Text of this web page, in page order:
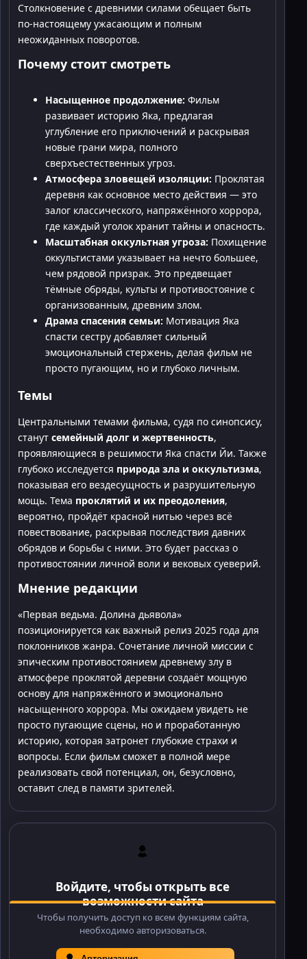
Столкновение с древними силами обещает быть
по-настоящему ужасающим и полным
неожиданных поворотов.
Почему стоит смотреть
Насыщенное продолжение: Фильм
развивает историю Яка, предлагая
углубление его приключений и раскрывая
новые грани мира, полного
сверхъестественных угроз.
Атмосфера зловещей изоляции: Проклятая
деревня как основное место действия — это
залог классического, напряжённого хоррора,
где каждый уголок хранит тайны и опасность.
Масштабная оккультная угроза: Похищение
оккультистами указывает на нечто большее,
чем рядовой призрак. Это предвещает
тёмные обряды, культы и противостояние с
организованным, древним злом.
Драма спасения семьи: Мотивация Яка
спасти сестру добавляет сильный
эмоциональный стержень, делая фильм не
просто пугающим, но и глубоко личным.
Темы
Центральными темами фильма, судя по синопсису,
станут семейный долг и жертвенность,
проявляющиеся в решимости Яка спасти Йи. Также
глубоко исследуется природа зла и оккультизма,
показывая его вездесущность и разрушительную
мощь. Тема проклятий и их преодоления,
вероятно, пройдёт красной нитью через всё
повествование, раскрывая последствия давних
обрядов и борьбы с ними. Это будет рассказ о
противостоянии личной воли и вековых суеверий.
Мнение редакции
«Первая ведьма. Долина дьявола»
позиционируется как важный релиз 2025 года для
поклонников жанра. Сочетание личной миссии с
эпическим противостоянием древнему злу в
атмосфере проклятой деревни создаёт мощную
основу для напряжённого и эмоционально
насыщенного хоррора. Мы ожидаем увидеть не
просто пугающие сцены, но и проработанную
историю, которая затронет глубокие страхи и
вопросы. Если фильм сможет в полной мере
реализовать свой потенциал, он, безусловно,
оставит след в памяти зрителей.
Войдите, чтобы открыть все
возможности сайта
Чтобы получить доступ ко всем функциям сайта,
необходимо авторизоваться.